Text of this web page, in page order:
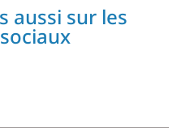
aussi sur les